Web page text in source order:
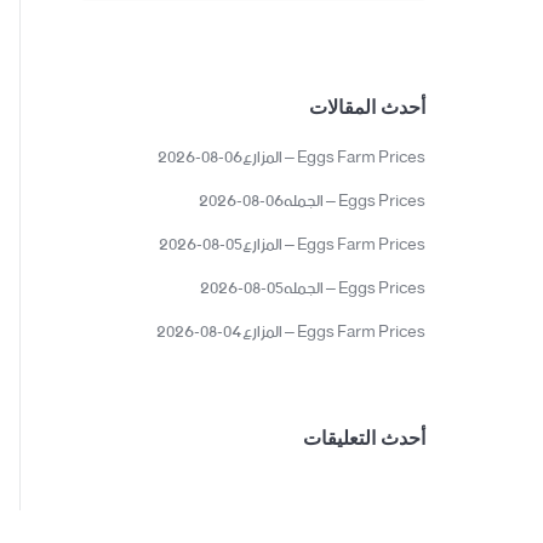
أحدث المقالات
Eggs Farm Prices – المزارع06-08-2026
Eggs Prices – الجمله06-08-2026
Eggs Farm Prices – المزارع05-08-2026
Eggs Prices – الجمله05-08-2026
Eggs Farm Prices – المزارع04-08-2026
أحدث التعليقات